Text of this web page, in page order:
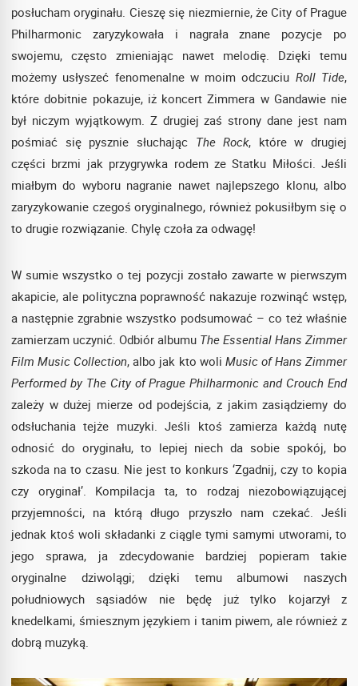
posłucham oryginału. Cieszę się niezmiernie, że City of Prague
Philharmonic zaryzykowała i nagrała znane pozycje po
swojemu, często zmieniając nawet melodię. Dzięki temu
możemy usłyszeć fenomenalne w moim odczuciu Roll Tide,
które dobitnie pokazuje, iż koncert Zimmera w Gandawie nie
był niczym wyjątkowym. Z drugiej zaś strony dane jest nam
pośmiać się pysznie słuchając The Rock, które w drugiej
części brzmi jak przygrywka rodem ze Statku Miłości. Jeśli
miałbym do wyboru nagranie nawet najlepszego klonu, albo
zaryzykowanie czegoś oryginalnego, również pokusiłbym się o
to drugie rozwiązanie. Chylę czoła za odwagę!
W sumie wszystko o tej pozycji zostało zawarte w pierwszym
akapicie, ale polityczna poprawność nakazuje rozwinąć wstęp,
a następnie zgrabnie wszystko podsumować – co też właśnie
zamierzam uczynić. Odbiór albumu The Essential Hans Zimmer
Film Music Collection, albo jak kto woli Music of Hans Zimmer
Performed by The City of Prague Philharmonic and Crouch End
zależy w dużej mierze od podejścia, z jakim zasiądziemy do
odsłuchania tejże muzyki. Jeśli ktoś zamierza każdą nutę
odnosić do oryginału, to lepiej niech da sobie spokój, bo
szkoda na to czasu. Nie jest to konkurs ‘Zgadnij, czy to kopia
czy oryginał’. Kompilacja ta, to rodzaj niezobowiązującej
przyjemności, na którą długo przyszło nam czekać. Jeśli
jednak ktoś woli składanki z ciągle tymi samymi utworami, to
jego sprawa, ja zdecydowanie bardziej popieram takie
oryginalne dziwolągi; dzięki temu albumowi naszych
południowych sąsiadów nie będę już tylko kojarzył z
knedelkami, śmiesznym językiem i tanim piwem, ale również z
dobrą muzyką.